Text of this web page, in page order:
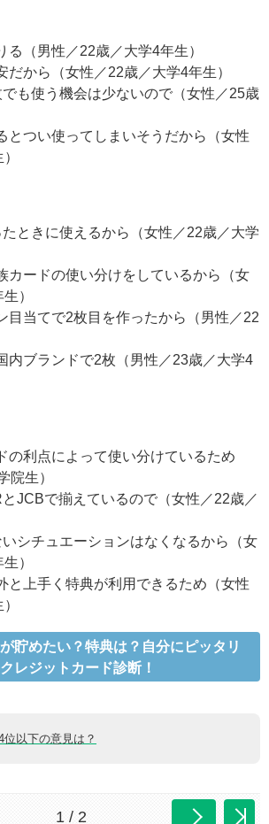
る（男性／22歳／大学4年生）
だから（女性／22歳／大学4年生）
でも使う機会は少ないので（女性／25歳
とつい使ってしまいそうだから（女性
たときに使えるから（女性／22歳／大学
カードの使い分けをしているから（女
）
目当てで2枚目を作ったから（男性／22
内ブランドで2枚（男性／23歳／大学4
の利点によって使い分けているため
院生）
とJCBで揃えているので（女性／22歳／
いシチュエーションはなくなるから（女
）
と上手く特典が利用できるため（女性
貯めたい？特典は？自分にピッタリ
レジットカード診断！
位以下の意見は？
1 / 2